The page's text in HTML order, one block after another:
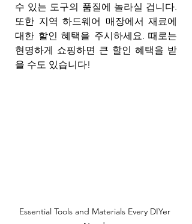
수 있는 도구의 품질에 놀라실 겁니다.
또한 지역 하드웨어 매장에서 재료에
대한 할인 혜택을 주시하세요. 때로는
현명하게 쇼핑하면 큰 할인 혜택을 받
을 수도 있습니다!
Essential Tools and Materials Every DIYer